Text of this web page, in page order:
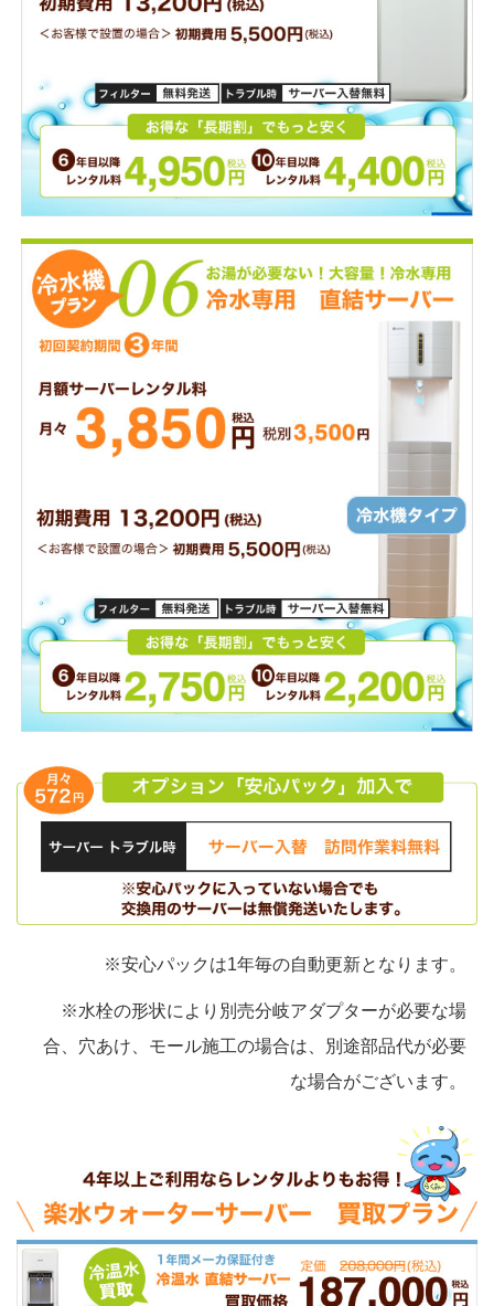
※安心パックは1年毎の自動更新となります。
※水栓の形状により別売分岐アダプターが必要な場
合、穴あけ、モール施工の場合は、別途部品代が必要
な場合がございます。